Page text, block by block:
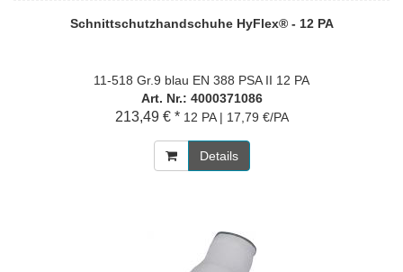
Schnittschutzhandschuhe HyFlex® - 12 PA
11-518 Gr.9 blau EN 388 PSA II 12 PA
Art. Nr.: 4000371086
213,49 € * 12 PA | 17,79 €/PA
Details